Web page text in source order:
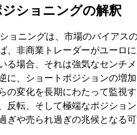
ショニングの解釈
ョニングは、市場のバイアス
、非商業トレーダーがユーロ
る場合、それは強気なセンチ
に、ショートポジションの増
の変化を長期にわたって監視
反転、そして極端なポジショ
ぎや売られ過ぎの兆候となる可